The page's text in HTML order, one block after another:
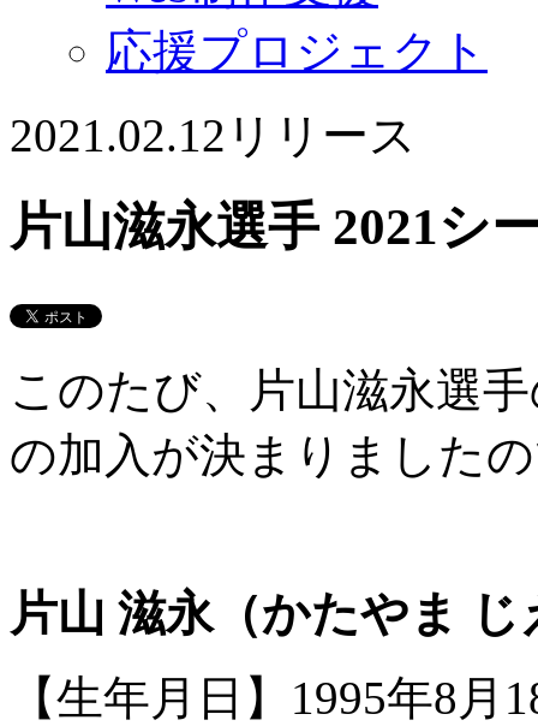
応援プロジェクト
2021.02.12 リリース
片山滋永選手 2021シ
このたび、片山滋永選
の加入が決まりました
片山 滋永（かたやま じ
【生年月日】1995年8月